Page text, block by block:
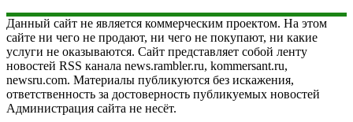
Данный сайт не является коммерческим проектом. На этом
сайте ни чего не продают, ни чего не покупают, ни какие
услуги не оказываются. Сайт представляет собой ленту
новостей RSS канала news.rambler.ru, kommersant.ru,
newsru.com. Материалы публикуются без искажения,
ответственность за достоверность публикуемых новостей
Администрация сайта не несёт.